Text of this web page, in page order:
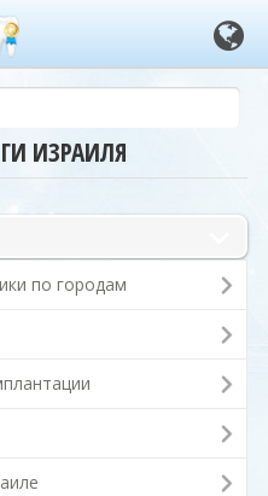
ИЗРАИЛЯ
по городам